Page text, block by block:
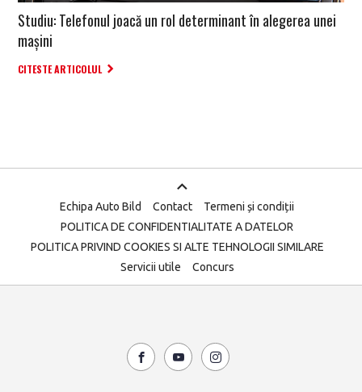
Studiu: Telefonul joacă un rol determinant în alegerea unei
mașini
CITESTE ARTICOLUL
Echipa Auto Bild Contact
Termeni și condiții
POLITICA DE CONFIDENTIALITATE A DATELOR
POLITICA PRIVIND COOKIES SI ALTE TEHNOLOGII SIMILARE
Servicii utile
Concurs